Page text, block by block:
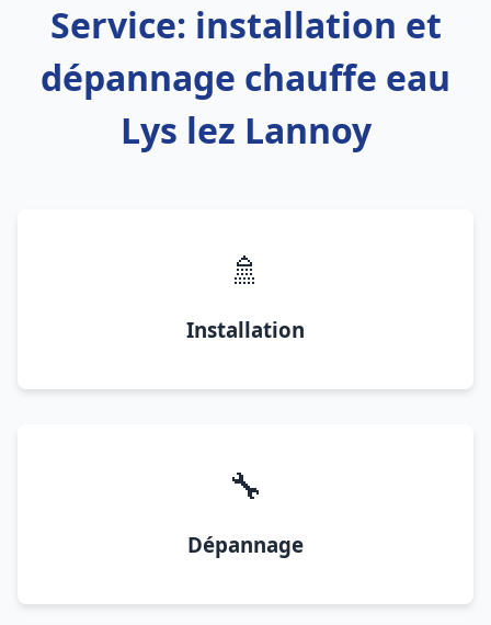
Service: installation et
dépannage chauffe eau
Lys lez Lannoy
🚿
Installation
🔧
Dépannage